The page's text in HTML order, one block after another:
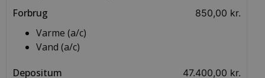
Forbrug 850,00 kr.
Varme (a/c)
Vand (a/c)
Depositum
47.400,00 kr.